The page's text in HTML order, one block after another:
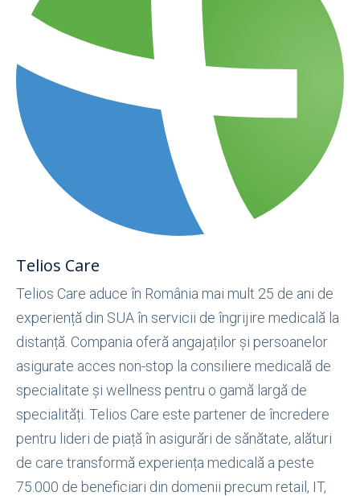
Telios Care
Telios Care aduce în România mai mult 25 de ani de
experiență din SUA în servicii de îngrijire medicală la
distanță. Compania oferă angajaților și persoanelor
asigurate acces non-stop la consiliere medicală de
specialitate și wellness pentru o gamă largă de
specialități. Telios Care este partener de încredere
pentru lideri de piață în asigurări de sănătate, alături
de care transformă experiența medicală a peste
75.000 de beneficiari din domenii precum retail, IT,